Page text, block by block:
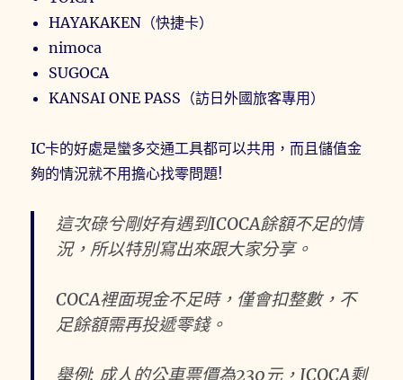
HAYAKAKEN（快捷卡）
nimoca
SUGOCA
KANSAI ONE PASS（訪日外國旅客專用）
IC卡的好處是蠻多交通工具都可以共用，而且儲值金
夠的情況就不用擔心找零問題!
這次碌兮剛好有遇到ICOCA餘額不足的情
況，所以特別寫出來跟大家分享。
COCA裡面現金不足時，僅會扣整數，不
足餘額需再投遞零錢。
舉例: 成人的公車票價為230元，ICOCA剩